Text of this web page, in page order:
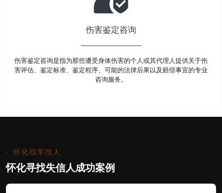
伤害鉴定咨询
伤害鉴定咨询是指为那些遭受身体伤害的个人或其代理人提供关于伤
害评估、鉴定标准、鉴定程序、可能的法律后果以及赔偿事宜的专业
咨询服务。
怀化找车找人
怀化寻找失信人成功案例